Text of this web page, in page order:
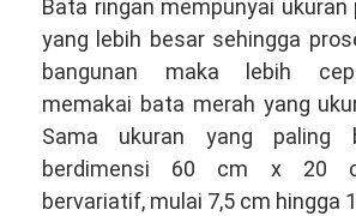
Bata ringan mempunyai ukuran
yang lebih besar sehingga
bangunan maka lebih
memakai bata merah yang
Sama ukuran yang paling
berdimensi 60 cm x 20
bervariatif, mulai 7,5 cm hingga